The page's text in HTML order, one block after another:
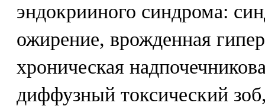
эндокрииного синдрома:
ожирение, врожденная
хроническая
диффузный токсический